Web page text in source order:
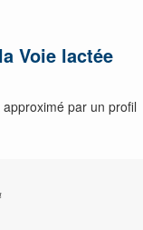
Voie lactée
par un profil